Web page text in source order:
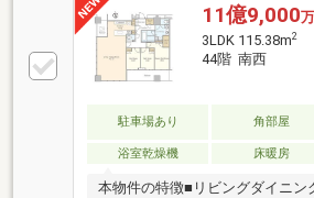
11億9,000
3LDK 115.38m2
44階 南西
駐車場あり 角部屋
浴室乾燥機
床暖房
本物件の特徴■リビングダイニン